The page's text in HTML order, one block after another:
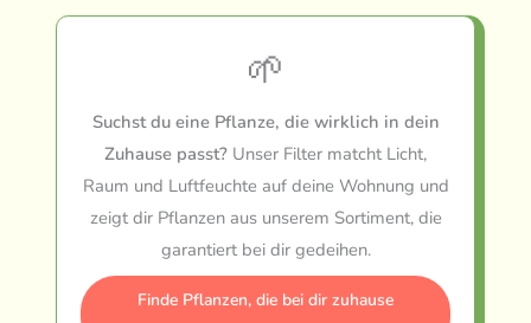
🌱
Suchst du eine Pflanze, die wirklich in dein
Zuhause passt? Unser Filter matcht Licht,
Raum und Luftfeuchte auf deine Wohnung und
zeigt dir Pflanzen aus unserem Sortiment, die
garantiert bei dir gedeihen.
Finde Pflanzen, die bei dir zuhause